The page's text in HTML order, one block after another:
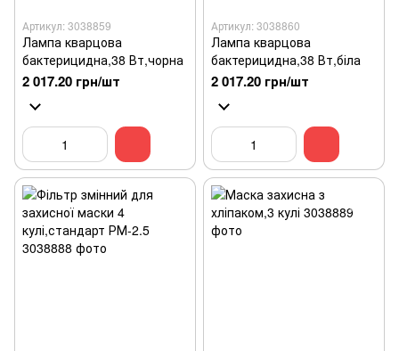
Артикул: 3038859
Лампа кварцова
бактерицидна,38 Вт,чорна
2 017.20 грн/шт
Артикул: 3038860
Лампа кварцова
бактерицидна,38 Вт,біла
2 017.20 грн/шт